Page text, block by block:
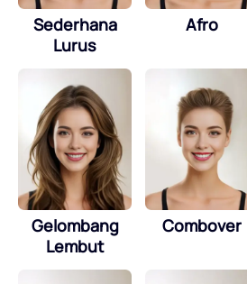
Sederhana
Lurus
Afro
Gelombang
Lembut
Combover